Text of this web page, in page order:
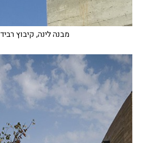
מבנה לינה, קיבוץ רביד